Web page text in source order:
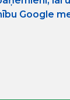
Google